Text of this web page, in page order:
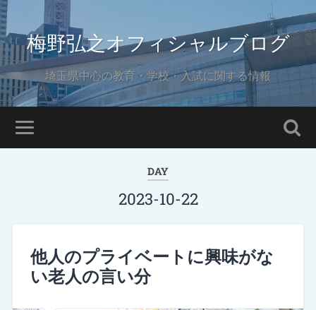
梅野弘之オフィシャルブログ
埼玉県中心の教育・学校・入試に関する情報
DAY
2023-10-22
他人のプライベートに興味がな
い老人の言い分